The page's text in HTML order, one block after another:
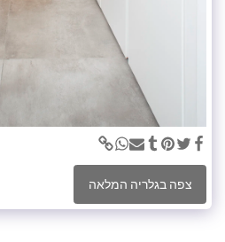
צפה בגלריה המלאה